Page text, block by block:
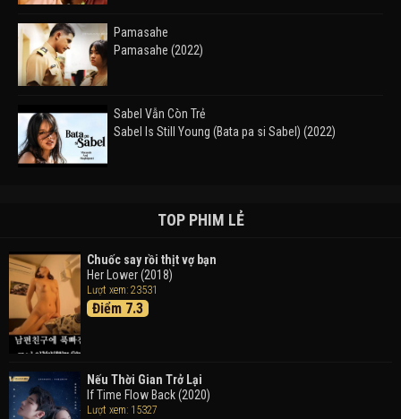
Pamasahe
Pamasahe (2022)
Sabel Vẫn Còn Trẻ
Sabel Is Still Young (Bata pa si Sabel) (2022)
Takas (2024)
Thám Tử Lừng Danh Conan 26: Tàu Ngầm Sắt Màu
Đen
Detective Conan: Black Iron Submarine (2023)
Trong Tranh
Doraemon the Movie: Nobita's Art World Tales (2025)
TOP PHIM LẺ
Chuốc say rồi thịt vợ bạn
Her Lower (2018)
Lượt xem: 23531
Điểm 7.3
Nếu Thời Gian Trở Lại
If Time Flow Back (2020)
Lượt xem: 15327